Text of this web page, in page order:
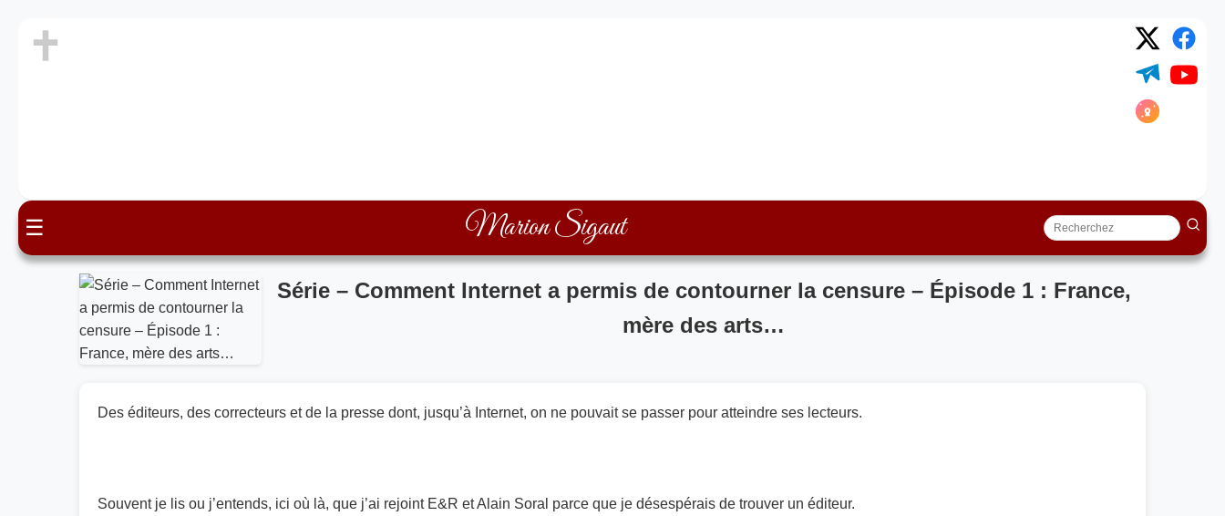
☰ Marion Sigaut
Série – Comment Internet a permis de contourner la censure – Épisode 1 : France,
mère des arts…
Des éditeurs, des correcteurs et de la presse dont, jusqu’à Internet, on ne pouvait se passer pour atteindre ses lecteurs.
Souvent je lis ou j’entends, ici où là, que j’ai rejoint E&R et Alain Soral parce que je désespérais de trouver un éditeur.